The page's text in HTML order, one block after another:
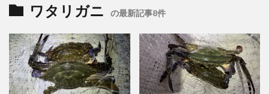
ワタリガニ の最新記事8件